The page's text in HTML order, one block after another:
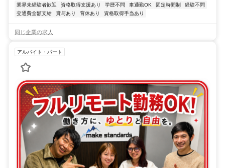
業界未経験者歓迎 資格取得支援あり 学歴不問 車通勤OK 固定時間制
経験不問
交通費全額支給
賞与あり 育休あり 資格取得手当あり
同じ企業の求人
アルバイト・パート